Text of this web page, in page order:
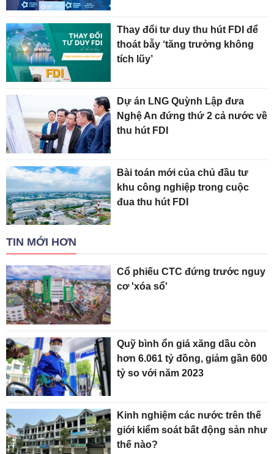
Thay đổi tư duy thu hút FDI để
thoát bẫy ‘tăng trưởng không
tích lũy’
Dự án LNG Quỳnh Lập đưa
Nghệ An đứng thứ 2 cả nước về
thu hút FDI
Bài toán mới của chủ đầu tư
khu công nghiệp trong cuộc
đua thu hút FDI
TIN MỚI HƠN
Cổ phiếu CTC đứng trước nguy
cơ 'xóa sổ'
Quỹ bình ổn giá xăng dầu còn
hơn 6.061 tỷ đồng, giảm gần 600
tỷ so với năm 2023
Kinh nghiệm các nước trên thế
giới kiểm soát bất động sản như
thế nào?